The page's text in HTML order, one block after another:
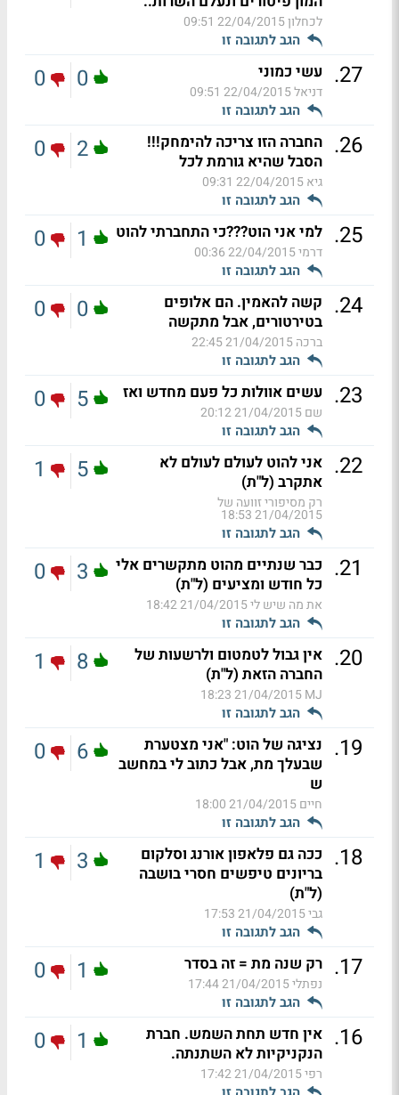
לכחלון22/04/2015 09:51
הגב לתגובה זו
27
. עשי כמוני
דניאל22/04/2015 09:51
הגב לתגובה זו
0
0
26
. החברה הזו צריכה להימחק!!!
הסבל שהיא גורמת לכל
גיא22/04/2015 09:31
הגב לתגובה זו
2
0
25
. למי אני הוט???כי התחברתי להוט
דרמי22/04/2015 00:36
הגב לתגובה זו
1
0
24
. קשה להאמין. הם אלופים
בטירטורים, אבל מתקשה
ברכה21/04/2015 22:45
הגב לתגובה זו
0
0
23
. עשים אוולות כל פעם מחדש ואז
שם21/04/2015 20:12
הגב לתגובה זו
5
0
22
. אני להוט לעולם לעולם לא
אתקרב (ל"ת)
רק מסיפורי זוועה של
21/04/2015 18:53
הגב לתגובה זו
5
1
21
. כבר שנתיים מהוט מתקשרים אלי
כל חודש ומציעים (ל"ת)
את מה שיש לי21/04/2015 18:42
הגב לתגובה זו
3
0
20
. אין גבול לטמטום ולרשעות של
החברה הזאת (ל"ת)
MJ
21/04/2015 18:23
הגב לתגובה זו
8
1
19
. נציגה של הוט: "אני מצטערת
שבעלך מת, אבל כתוב לי במחשב
ש
חיים21/04/2015 18:00
הגב לתגובה זו
6
0
18
. ככה גם פלאפון אורנג וסלקום
בריונים טיפשים חסרי בושבה
(ל"ת)
גבי21/04/2015 17:53
הגב לתגובה זו
3
1
17
. רק שנה מת = זה בסדר
נפתלי21/04/2015 17:44
הגב לתגובה זו
1
0
16
. אין חדש תחת השמש. חברת
הנקניקיות לא השתנתה.
רפי21/04/2015 17:42
1
0